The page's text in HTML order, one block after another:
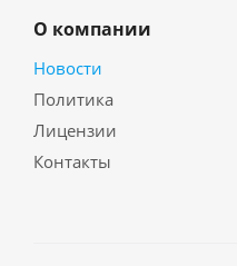
О компании
Новости
Политика
Лицензии
Контакты